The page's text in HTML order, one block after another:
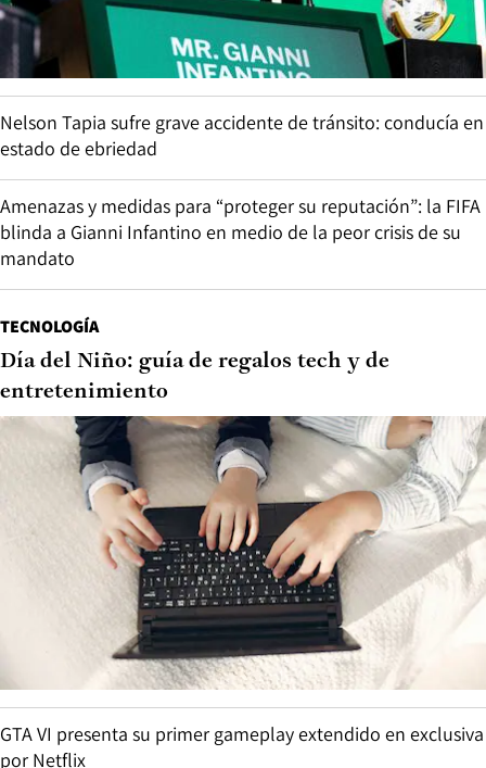
Nelson Tapia sufre grave accidente de tránsito: conducía en
estado de ebriedad
Amenazas y medidas para “proteger su reputación”: la FIFA
blinda a Gianni Infantino en medio de la peor crisis de su
mandato
TECNOLOGÍA
Día del Niño: guía de regalos tech y de
entretenimiento
GTA VI presenta su primer gameplay extendido en exclusiva
por Netflix